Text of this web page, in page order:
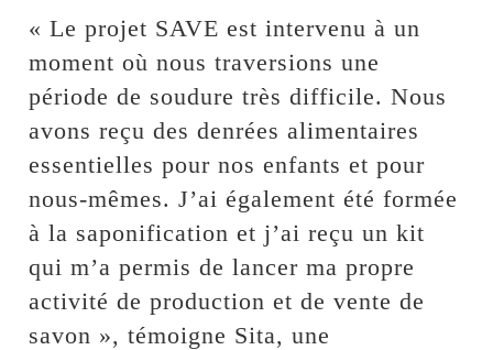
« Le projet SAVE est intervenu à un
moment où nous traversions une
période de soudure très difficile. Nous
avons reçu des denrées alimentaires
essentielles pour nos enfants et pour
nous-mêmes. J’ai également été formée
à la saponification et j’ai reçu un kit
qui m’a permis de lancer ma propre
activité de production et de vente de
savon », témoigne Sita, une